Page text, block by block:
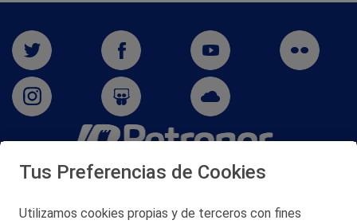
San Martín 5-Edificio Muñatones,
© 2026 Petronor S.A.
Tus Preferencias de Cookies
Utilizamos cookies propias y de terceros con fines